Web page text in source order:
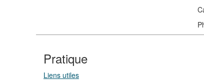
Pratique
Liens utiles